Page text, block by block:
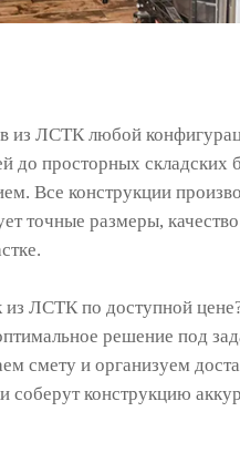
из ЛСТК любой
до просторных складских
Все конструкции
точные размеры,
из ЛСТК по доступной
решение под
смету и организуем
конструкцию